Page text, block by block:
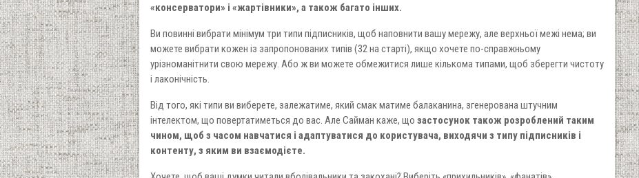
«консерватори» і «жартівники», а також багато інших.
Ви повинні вибрати мінімум три типи підписників, щоб наповнити вашу мережу, але верхньої межі нема; ви
можете вибрати кожен із запропонованих типів (32 на старті), якщо хочете по-справжньому
урізноманітнити свою мережу. Або ж ви можете обмежитися лише кількома типами, щоб зберегти чистоту
і лаконічність.
Від того, які типи ви виберете, залежатиме, який смак матиме балаканина, згенерована штучним
інтелектом, що повертатиметься до вас. Але Сайман каже, що застосунок також розроблений таким
чином, щоб з часом навчатися і адаптуватися до користувача, виходячи з типу підписників і
контенту, з яким ви взаємодієте.